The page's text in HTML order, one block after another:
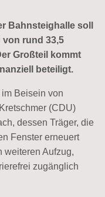
Bahnsteighalle soll
von rund 33,5
Großteil kommt
beteiligt.
Beisein von
(CDU)
dessen Träger, die
Fenster erneuert
weiteren Aufzug,
zugänglich